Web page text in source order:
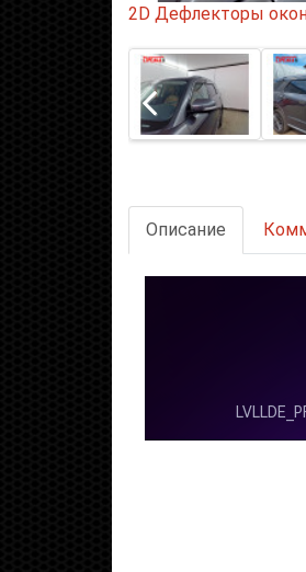
2D Дефлекторы окон
Описание